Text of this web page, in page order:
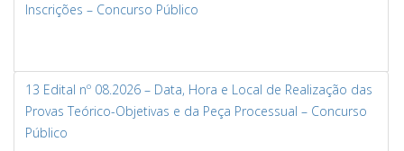
Inscrições – Concurso Público
13 Edital nº 08.2026 – Data, Hora e Local de Realização das
Provas Teórico-Objetivas e da Peça Processual – Concurso
Público